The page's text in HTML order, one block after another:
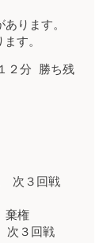
ります。
す。
２分 勝ち残
次３回戦
権
３回戦